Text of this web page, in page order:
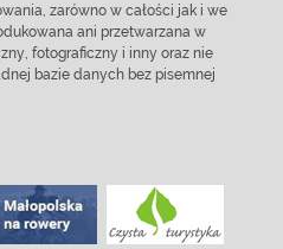
zarówno w całości jak i we
ani przetwarzana w
fotograficzny i inny oraz nie
bazie danych bez pisemnej